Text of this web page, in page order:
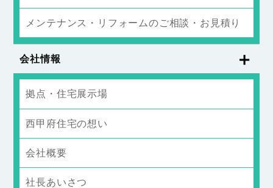
メンテナンス・リフォームのご相談・お見積り
会社情報
拠点・住宅展示場
西甲府住宅の想い
会社概要
社長あいさつ